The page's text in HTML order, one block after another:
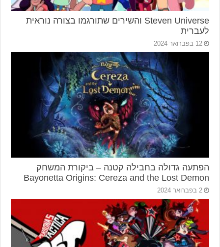
Steven Universe והשירים שתורגמו בצורה נוראית
לעברית
12 בפברואר 2024
הפתעה גדולה בחבילה קטנה – ביקורת המשחק
Bayonetta Origins: Cereza and the Lost Demon
2 בפברואר 2024